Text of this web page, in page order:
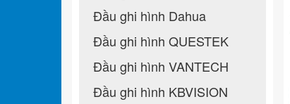
Đầu ghi hình Dahua
Đầu ghi hình QUESTEK
Đầu ghi hình VANTECH
Đầu ghi hình KBVISION